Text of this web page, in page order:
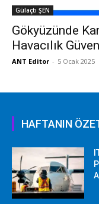
Gülaçtı ŞEN
Gökyüzünde
Havacılık
ANT Editor - 5 Ocak 2025
HAFTANIN